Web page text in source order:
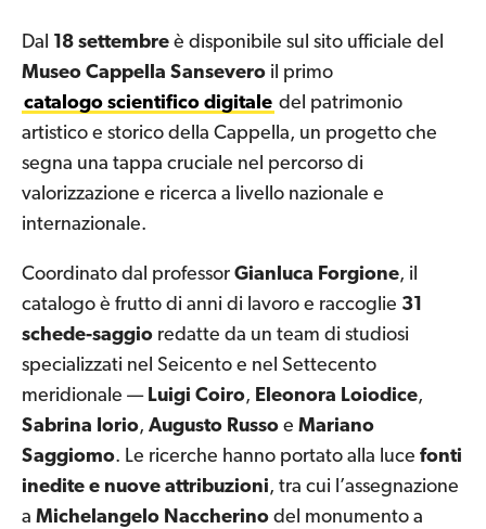
Dal 18 settembre è disponibile sul sito ufficiale del
Museo Cappella Sansevero il primo
catalogo scientifico digitale del patrimonio
artistico e storico della Cappella, un progetto che
segna una tappa cruciale nel percorso di
valorizzazione e ricerca a livello nazionale e
internazionale.
Coordinato dal professor Gianluca Forgione, il
catalogo è frutto di anni di lavoro e raccoglie 31
schede-saggio redatte da un team di studiosi
specializzati nel Seicento e nel Settecento
meridionale — Luigi Coiro, Eleonora Loiodice,
Sabrina Iorio, Augusto Russo e Mariano
Saggiomo. Le ricerche hanno portato alla luce fonti
inedite e nuove attribuzioni, tra cui l’assegnazione
a Michelangelo Naccherino del monumento a